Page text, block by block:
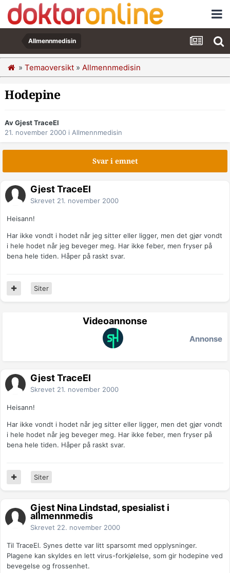
Allmennmedisin
» Temaoversikt » Allmennmedisin
Hodepine
Av Gjest TraceEl
21. november 2000 i Allmennmedisin
Svar i emnet
Gjest TraceEl
Skrevet 21. november 2000
Heisann!
Har ikke vondt i hodet når jeg sitter eller ligger, men det gjør vondt
i hele hodet når jeg beveger meg. Har ikke feber, men fryser på
bena hele tiden. Håper på raskt svar.
Siter
Videoannonse
Annonse
Gjest TraceEl
Skrevet 21. november 2000
Heisann!
Har ikke vondt i hodet når jeg sitter eller ligger, men det gjør vondt
i hele hodet når jeg beveger meg. Har ikke feber, men fryser på
bena hele tiden. Håper på raskt svar.
Siter
Gjest Nina Lindstad, spesialist i
allmennmedis
Skrevet 22. november 2000
Til TraceEl. Synes dette var litt sparsomt med opplysninger.
Plagene kan skyldes en lett virus-forkjølelse, som gir hodepine ved
bevegelse og frossenhet.